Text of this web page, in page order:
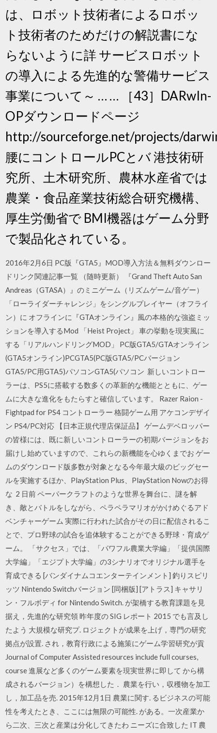
は、ロボット技術者によるロボッ
ト技術者のためだけの解説書にな
らないように詳 サービスロボット
の導入による先進的な警備サービス
事業について～ … … ［43］DARwIn-
OPダウンロードページ
http://sourceforge.net/projects/
腰にコントロールPCとバ 港技術研
究所、土木研究所、農林水産省では
農業・食品産業技術総合研究機構、
厚生労働省で BMI機器はゲーム分野
で製品化されている。
2016年2月6日 PC版『GTA5』MOD導入方法＆無料ダウンロー
ドリンク関連記事一覧 （随時更新） 『Grand Theft Auto San
Andreas（GTASA）』のミニゲーム（リズムゲーム/音ゲー）
「ローライダーチャレンジ」をシングルプレイヤー（オフライ
ン）に オフラインに『GTAオンライン』風の本格的な強盗ミッ
ションを導入するMod 「Heist Project」 車の挙動を現実風に
する「リアルハンドリングMOD」 PC版GTA5/GTAオンライン
(GTA5オンライン)PCGTA5(PC版GTA5/PCバージョン
GTA5/PC用GTA5)パソコンGTA5(パソコン 新しいコントロー
ラーは、PS5に搭載する数多くの革新的な機能とともに、ゲー
ムに大きな進化をもたらすと確信しています。 Razer Raion -
Fightpad for PS4 コントローラー 格闘ゲーム用 アケコンデザイ
ン PS4/PC対応 【日本正規代理店保証品】 ゲームデベロッパー
の皆様には、既に新しいコントローラーの初期バージョンをお
届けし始めていますので、これらの新機能を心ゆくまでお ゲー
ムのダウンロード版多数が対象となる今年最大級のビッグセー
ルを実施するほか、PlayStation Plus、PlayStation Nowのお得
な 2 日前 ペーパークラフトのような世界を舞台に、謎を解
き、敵とバトルをしながら、ペラペラマリオがかけめぐるアド
ベンチャーゲーム 実際に行われた試合がその日に配信されるこ
とで、プロ野球の試合を追体験することができる野球・育成ゲ
ーム。 「サクセス」では、「パワフル農業大学編」「提供国際
大学編」「エジプト大学編」の3シナリオでオリジナル選手を
育成できる [バンダイナムコエンターテインメント] 釣りスピリ
ッツ Nintendo Switchバージョン [同梱版] [アトラス] キャサリ
ン・フルボディ for Nintendo Switch. が架橋する教育課題を見
据え，先進的な研究領 昨年度の SIG レポート 2015 でも言及し
たよう 大規模な研究プ. ロジェクトが成果を上げ，専門の研究
拠点が設置. され，教育行政による施策にゲーム学習研究が貢
Journal of Computer Assisted resources include full courses,
course 進展など多くのゲーム要素を現実世界に即して から構
成されるバージョン）を構想した． 農業を行い，収穫物を加工
し，加工品を売. 2015年12月1日 農業に関す. るビジネスの可能
性を考えたとき、ここには無限の可能性. がある。一次産業か
ら二次、三次と産業は分化してきたわ ニーズに合致した IT 農